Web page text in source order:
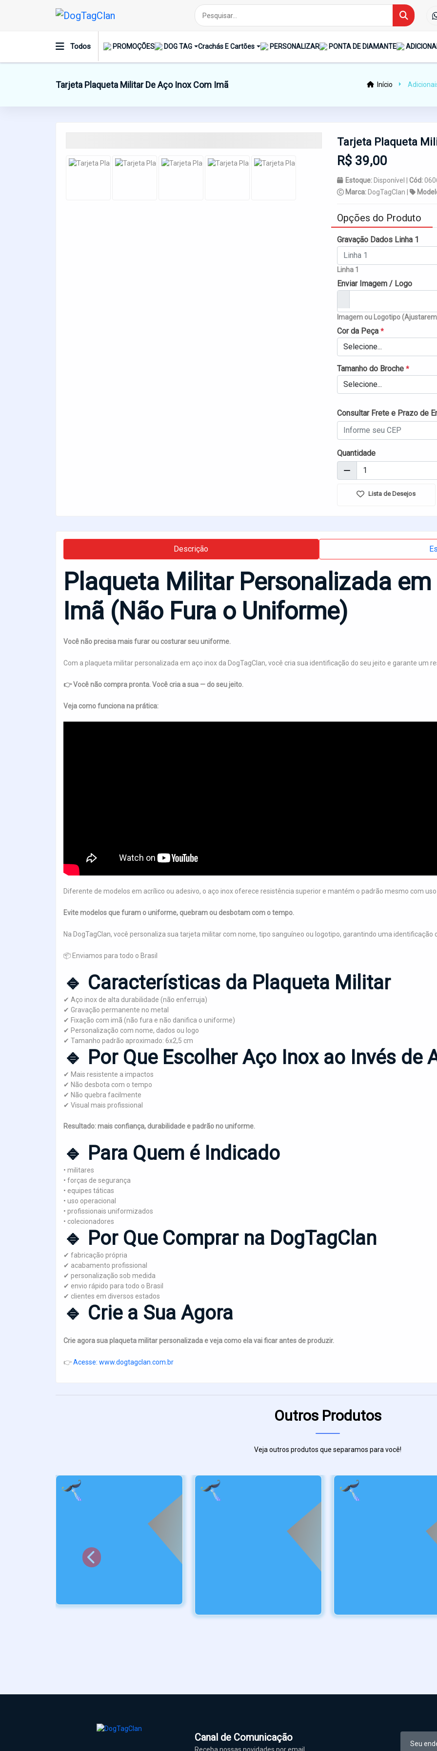
Todos PROMOÇÕES DOG TAG Crachás E Cartões PERSONALIZAR PONTA DE DIAMANTE
Tarjeta Plaqueta Militar De Aço Inox Com Imã Início
Tarjeta Plaqueta
R$ 39,00
Estoque:Disponível | Cód:
Marca:DogTagClan |
Opções do Produto
Gravação Dados Linha 1
Linha 1
Enviar Imagem / Logo
Imagem ou Logotipo
Cor da Peça *
Selecione...
Tamanho do Broche *
Selecione...
Consultar Frete e Prazo de
Quantidade
Lista de Desejos
Descrição
Plaqueta Militar Personalizada
Imã (Não Fura o Uniforme)
Você não precisa mais furar ou costurar seu uniforme.
Com a plaqueta militar personalizada em aço inox da DogTagClan, você cria sua identificação do seu jeito e garante um
👉 Você não compra pronta. Você cria a sua — do seu jeito.
Veja como funciona na prática:
Diferente de modelos em acrílico ou adesivo, o aço inox oferece resistência superior e mantém o padrão mesmo com uso
Evite modelos que furam o uniforme, quebram ou desbotam com o tempo.
Na DogTagClan, você personaliza sua tarjeta militar com nome, tipo sanguíneo ou logotipo, garantindo uma identificação
📦 Enviamos para todo o Brasil
🔹 Características da Plaqueta Militar
✔ Aço inox de alta durabilidade (não enferruja)
✔ Gravação permanente no metal
✔ Fixação com imã (não fura e não danifica o uniforme)
✔ Personalização com nome, dados ou logo
✔ Tamanho padrão aproximado: 6x2,5 cm
🔹 Por Que Escolher Aço Inox ao Invés de
✔ Mais resistente a impactos
✔ Não desbota com o tempo
✔ Não quebra facilmente
✔ Visual mais profissional
Resultado: mais confiança, durabilidade e padrão no uniforme.
🔹 Para Quem é Indicado
• militares
• forças de segurança
• equipes táticas
• uso operacional
• profissionais uniformizados
• colecionadores
🔹 Por Que Comprar na DogTagClan
✔ fabricação própria
✔ acabamento profissional
✔ personalização sob medida
✔ envio rápido para todo o Brasil
✔ clientes em diversos estados
🔹 Crie a Sua Agora
Crie agora sua plaqueta militar personalizada e veja como ela vai ficar antes de produzir.
👉Acesse: www.dogtagclan.com.br
Outros Produtos
Veja outros produtos que separamos para você!
Canal de Comunicação
Receba nossas novidades por email.